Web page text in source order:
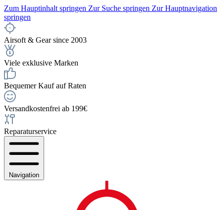
Zum Hauptinhalt springen Zur Suche springen Zur Hauptnavigation
springen
Airsoft & Gear since 2003
Viele exklusive Marken
Bequemer Kauf auf Raten
Versandkostenfrei ab 199€
Reparaturservice
Navigation